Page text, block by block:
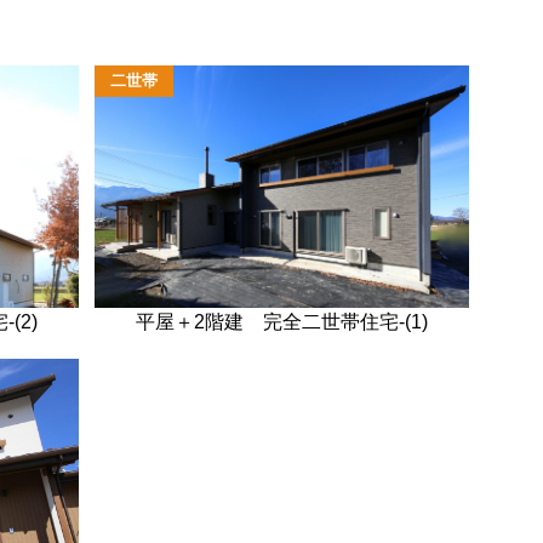
-(2)
二世帯
平屋＋2階建 完全二世帯住宅-(1)